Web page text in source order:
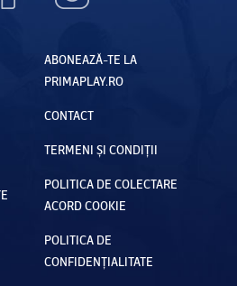
ABONEAZĂ-TE LA
PRIMAPLAY.RO
CONTACT
TERMENI ȘI CONDIȚII
POLITICA DE COLECTARE
ACORD COOKIE
POLITICA DE
CONFIDENȚIALITATE